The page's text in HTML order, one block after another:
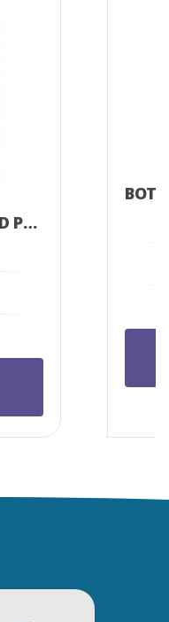
TAPA R-63 ROJA PUSH AND PULL